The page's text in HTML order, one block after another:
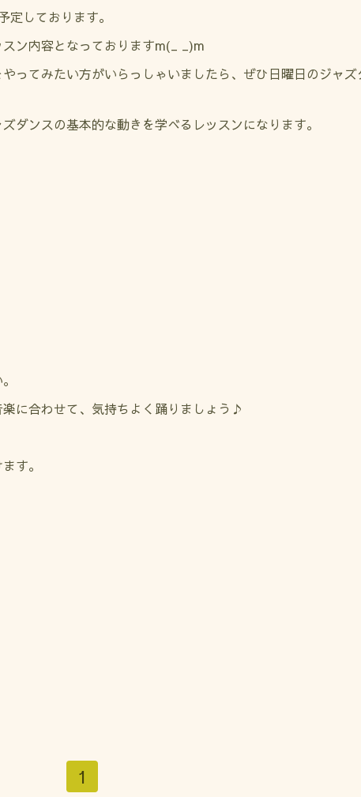
しております。
ン内容となっておりますm(_ _)m
ってみたい方がいらっしゃいましたら、ぜひ日曜日のジャ
ズダンスの基本的な動きを学べるレッスンになります。
楽に合わせて、気持ちよく踊りましょう♪
す。
1